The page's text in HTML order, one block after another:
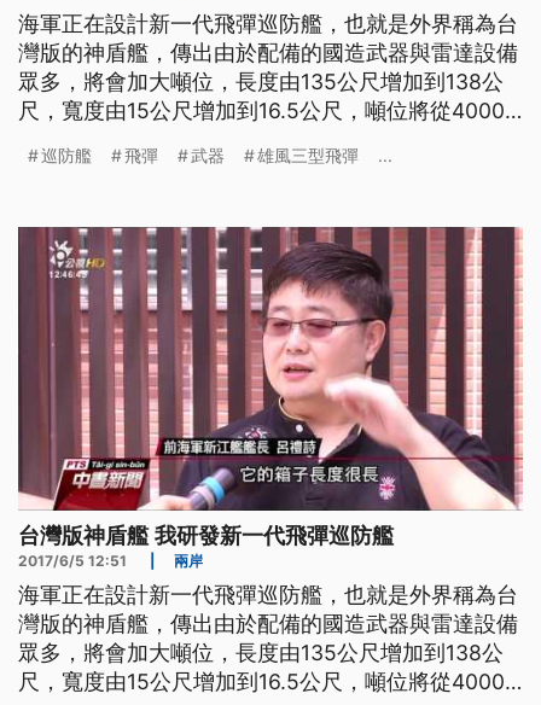
海軍正在設計新一代飛彈巡防艦，也就是外界稱為台
灣版的神盾艦，傳出由於配備的國造武器與雷達設備
眾多，將會加大噸位，長度由135公尺增加到138公
尺，寬度由15公尺增加到16.5公尺，噸位將從4000
防艦。海軍對此不願多說，只表示目前各項設計都是
位增加，有其必要。 ==前海軍新江艦艦長 呂禮詩==
巡防艦 飛彈 武器 雄風三型飛彈 ...
台灣版神盾艦 我研發新一代飛彈巡防艦
2017/6/5 12:51 兩岸
海軍正在設計新一代飛彈巡防艦，也就是外界稱為台
灣版的神盾艦，傳出由於配備的國造武器與雷達設備
眾多，將會加大噸位，長度由135公尺增加到138公
尺，寬度由15公尺增加到16.5公尺，噸位將從4000